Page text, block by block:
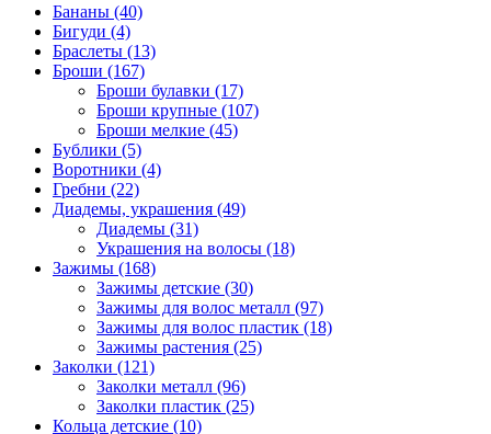
Бананы (40)
Бигуди (4)
Браслеты (13)
Броши (167)
Броши булавки (17)
Броши крупные (107)
Броши мелкие (45)
Бублики (5)
Воротники (4)
Гребни (22)
Диадемы, украшения (49)
Диадемы (31)
Украшения на волосы (18)
Зажимы (168)
Зажимы детские (30)
Зажимы для волос металл (97)
Зажимы для волос пластик (18)
Зажимы растения (25)
Заколки (121)
Заколки металл (96)
Заколки пластик (25)
Кольца детские (10)